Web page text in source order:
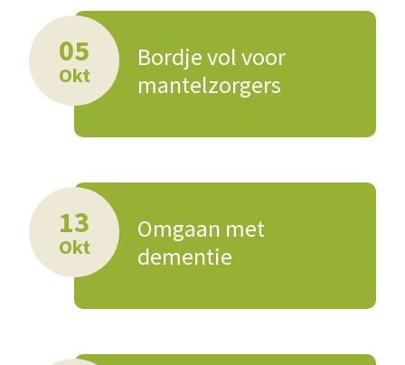
05
Okt
Bordje vol voor
mantelzorgers
13
Okt
Omgaan met
dementie